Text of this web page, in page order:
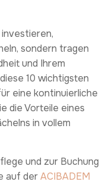
sondern tragen
und Ihrem
10 wichtigsten
eine kontinuierliche
die Vorteile eines
in vollem
und zur Buchung
auf derACIBADEM